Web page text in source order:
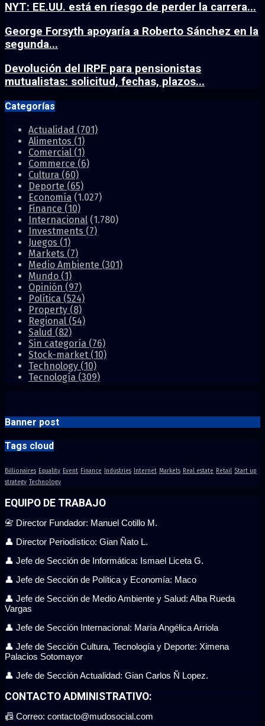
NYT: EE.UU. está en riesgo de perder la carrera...
George Forsyth apoyaría a Roberto Sánchez en la
segunda...
Devolución del IRPF para pensionistas
mutualistas: solicitud, fechas, plazos...
Categorías
Actualidad (701)
Alimentos (1)
Comercial (1)
Commerce (6)
Cultura (60)
Deporte (65)
Economía (1.027)
Finance (10)
Internacional (1.780)
Investments (7)
Juegos (1)
Markets (7)
Medio Ambiente (301)
Mundo (1)
Opinión (97)
Política (524)
Property (8)
Regional (54)
Salud (82)
Sin categoría (76)
Stock-market (10)
Technology (10)
Tecnología (309)
Banner post
Tags cloud
Billionaires Equality Event Finance Industries Internet Markets Real estate Retail Start up
strategy Technology
EQUIPO DE TRABAJO
📇 Director Fundador: Manuel Cotillo M.
👤 Director Periodístico: Gian Ñato L.
👤 Jefe de Sección de Informática: Ismael Liceta G.
👤 Jefe de Sección de Política y Economía: Maco
👤 Jefe de Sección de Medio Ambiente y Salud: Alba Rueda
Vargas
👤 Jefe de Sección Internacional: María Angélica Arriola
👤 Jefe de Sección Cultura, Tecnología y Deporte: Ximena
Palacios Sotomayor
👤 Jefe de Sección Actualidad: Gian Carlos Ñ Lopez.
CONTACTO ADMINISTRATIVO:
📠 Correo: contacto@mudosocial.com